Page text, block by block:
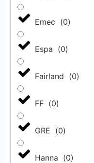
Emec (0)
Espa (0)
Fairland (0)
FF (0)
GRE (0)
Hanna (0)